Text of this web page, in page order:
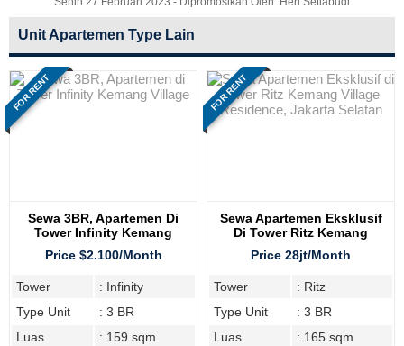
Unit Apartemen Type Lain
FOR RENT
Sewa 3BR, Apartemen Di
Tower Infinity Kemang
Village
Price $2.100/Month
Tower
: Infinity
Type Unit
: 3 BR
Luas
: 159 sqm
FOR RENT
Sewa Apartemen Eksklusif
Di Tower Ritz Kemang
Selatan
Price 28jt/Month
Tower
: Ritz
Type Unit
: 3 BR
Luas
: 165 sqm